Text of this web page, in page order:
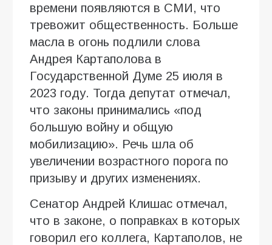
времени появляются в СМИ, что
тревожит общественность. Больше
масла в огонь подлили слова
Андрея Картаполова в
Государственной Думе 25 июля в
2023 году. Тогда депутат отмечал,
что законы принимались «под
большую войну и общую
мобилизацию». Речь шла об
увеличении возрастного порога по
призыву и других изменениях.
Сенатор Андрей Клишас отмечал,
что в законе, о поправках в которых
говорил его коллега, Картаполов, не